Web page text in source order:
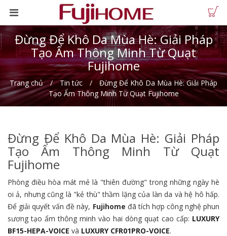
Đừng Để Khô Da Mùa Hè: Giải Pháp
Tạo Ẩm Thông Minh Từ Quạt
Fujihome
Trang chủ Tin tức
Đừng Để Khô Da Mùa Hè: Giải Pháp
Tạo Ẩm Thông Minh Từ Quạt Fujihome
Đừng Để Khô Da Mùa Hè: Giải Pháp
Tạo Ẩm Thông Minh Từ Quạt
Fujihome
Phòng điều hòa mát mẻ là "thiên đường" trong những ngày hè
oi ả, nhưng cũng là "kẻ thù" thầm lặng của làn da và hệ hô hấp.
Để giải quyết vấn đề này, Fujihome đã tích hợp công nghệ phun
sương tạo ẩm thông minh vào hai dòng quạt cao cấp: LUXURY
BF15-HEPA-VOICE và LUXURY CFR01PRO-VOICE.